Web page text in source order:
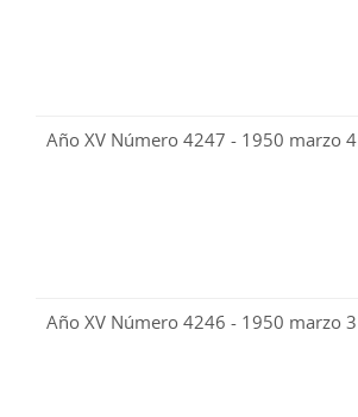
Año XV Número 4247 - 1950 marzo 4
Año XV Número 4246 - 1950 marzo 3